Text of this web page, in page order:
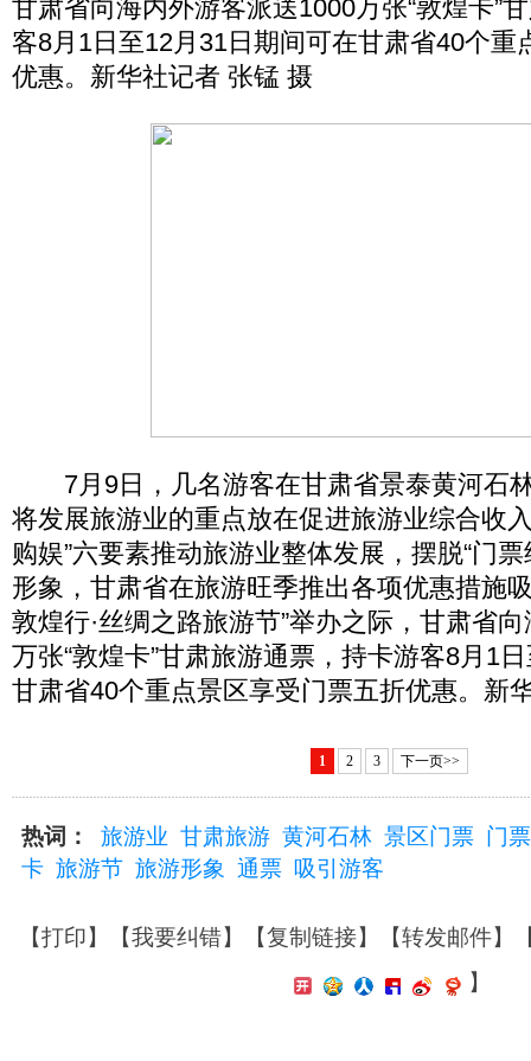
甘肃省向海内外游客派送1000万张“敦煌卡”
客8月1日至12月31日期间可在甘肃省40个重
优惠。新华社记者 张锰 摄
7月9日，几名游客在甘肃省景泰黄河石
将发展旅游业的重点放在促进旅游业综合收
购娱”六要素推动旅游业整体发展，摆脱“门
形象，甘肃省在旅游旺季推出各项优惠措施
敦煌行·丝绸之路旅游节”举办之际，甘肃省
万张“敦煌卡”甘肃旅游通票，持卡游客8月1
甘肃省40个重点景区享受门票五折优惠。新
1 2 3 下一页>>
热词： 旅游业 甘肃旅游 黄河石林 景区门票 门
卡 旅游节 旅游形象 通票 吸引游客
【打印】【我要纠错】【复制链接】【转发邮件】
】